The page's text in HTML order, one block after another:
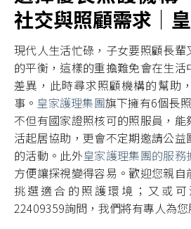
社交與照顧需求｜
現代人生活忙碌，子女要照顧長
的平衡，這樣的重擔難免會在生
差異，此時尋求照顧機構的幫助
事。 皇家護理集團旗下擁有6個長
不但有國家證照核可的照服員，
活起居協助，更會不定期邀請公
的活動。此外皇家護理集團的服務
方便讓探視變得容易。歡迎您親
挑選適合的照護環境；又或可
22409359詢問，我們將有專人為您